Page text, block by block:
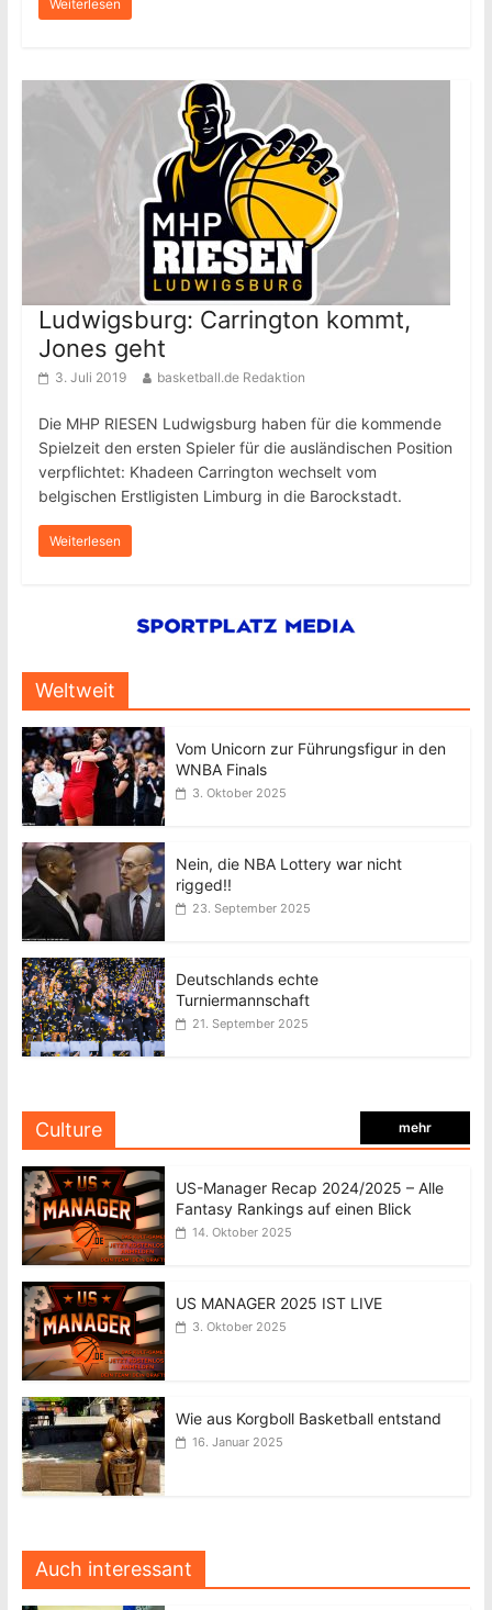
Weiterlesen
Ludwigsburg: Carrington kommt,
Jones geht
3. Juli 2019 basketball.de Redaktion
Die MHP RIESEN Ludwigsburg haben für die kommende
Spielzeit den ersten Spieler für die ausländischen Position
verpflichtet: Khadeen Carrington wechselt vom
belgischen Erstligisten Limburg in die Barockstadt.
Weiterlesen
Weltweit
Vom Unicorn zur Führungsfigur in den
WNBA Finals
3. Oktober 2025
Nein, die NBA Lottery war nicht
rigged!!
23. September 2025
Deutschlands echte
Turniermannschaft
21. September 2025
Culture mehr
US-Manager Recap 2024/2025 – Alle
Fantasy Rankings auf einen Blick
14. Oktober 2025
US MANAGER 2025 IST LIVE
3. Oktober 2025
Wie aus Korgboll Basketball entstand
16. Januar 2025
Auch interessant